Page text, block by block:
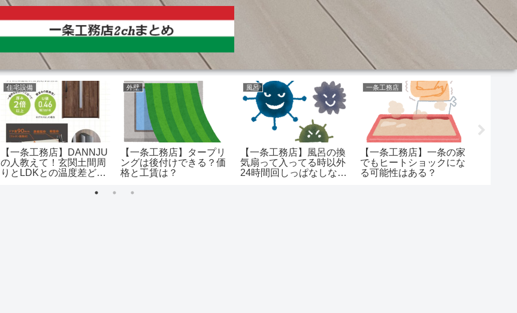
住宅設備
【一条工務店】DANNJU
の人教えて！玄関土間周
りとLDKとの温度差どれ
外壁
【一条工務店】タープリ
ングは後付けできる？価
格と工賃は？
風呂
【一条工務店】風呂の換
気扇って入ってる時以外
24時間回しっぱなしなん
一条工務店
【一条工務店】一条の家
でもヒートショックにな
る可能性はある？